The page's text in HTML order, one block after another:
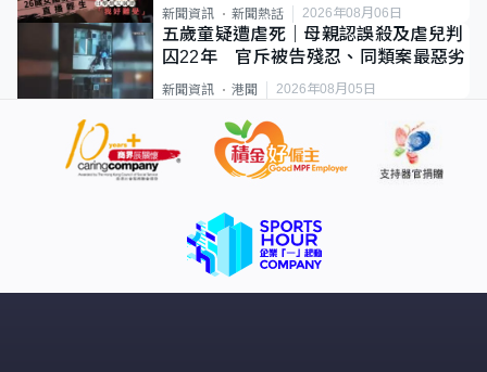
新聞資訊 新聞熱話 2026年08月06日
五歲童疑遭虐死｜母親認誤殺及虐兒判
囚22年 官斥被告殘忍、同類案最惡劣
新聞資訊 港聞 2026年08月05日